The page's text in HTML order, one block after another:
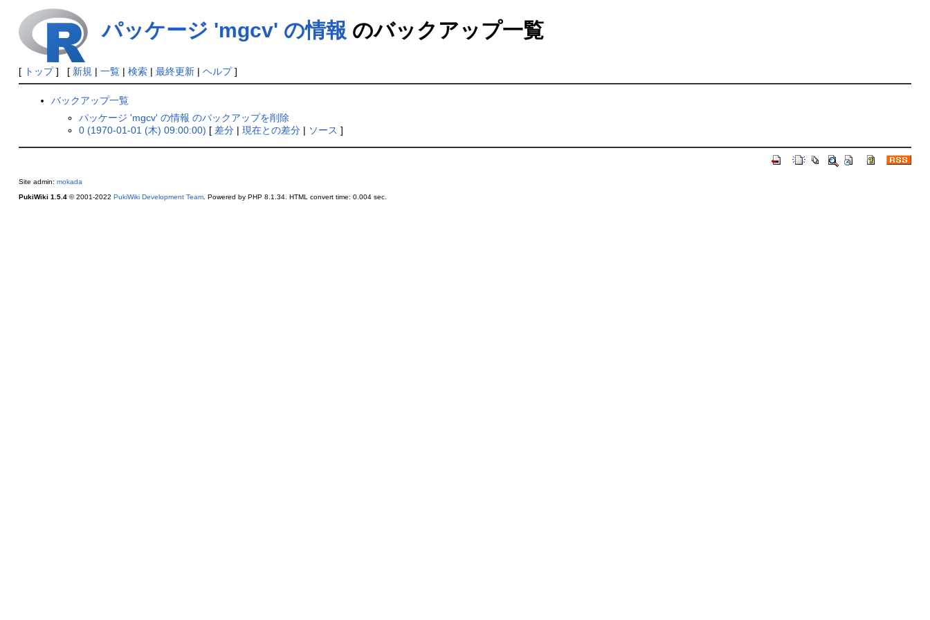
パッケージ 'mgcv' の情報 のバックアップ一覧
[ トップ] [ 新規 | 一覧| 検索| 最終更新| ヘルプ]
バックアップ一覧
パッケージ 'mgcv' の情報 のバックアップを削除
0 (1970-01-01 (木) 09:00:00) [ 差分 |現在との差分 | ソース ]
Site admin: mokada
PukiWiki 1.5.4© 2001-2022 PukiWiki Development Team. Powered by PHP 8.1.34. HTML convert time: 0.004 sec.